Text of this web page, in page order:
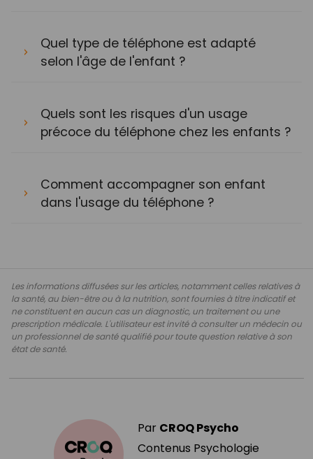
Quel type de téléphone est adapté
selon l'âge de l'enfant ?
Quels sont les risques d'un usage
précoce du téléphone chez les enfants ?
Comment accompagner son enfant
dans l'usage du téléphone ?
Les informations diffusées sur les articles, notamment celles relatives à
la santé, au bien-être ou à la nutrition, sont fournies à titre indicatif et
ne constituent en aucun cas un diagnostic, un traitement ou une
prescription médicale. L'utilisateur est invité à consulter un médecin ou
un professionnel de santé qualifié pour toute question relative à son
état de santé.
Par CROQ Psycho
Contenus Psychologie